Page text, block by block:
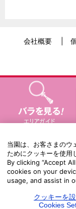
会社概要
京成バラ園 〒
当園は、お客さまのウ
ためにクッキーを使用
By clicking “Accept
cookies on your
usage, and assist in
クッキーを
Cookies